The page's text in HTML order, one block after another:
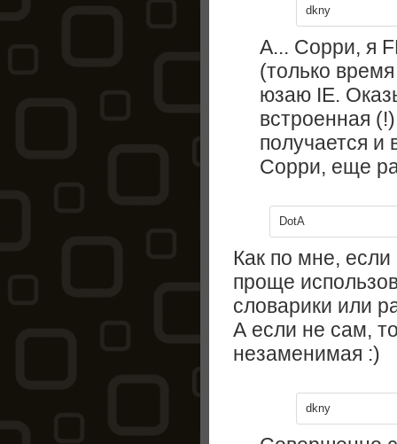
dkny
А... Сорри, я
(только
юзаю IE.
встроенная
получается и
Сорри, еще
DotA
Как по мне,
проще
словарики или
А если не сам,
незаменимая :)
dkny